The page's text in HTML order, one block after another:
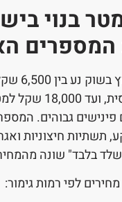
בנוי
הטווח
לבנייה בסיסית,
פינישים גבוהים.
תשתיות חיצוניות
בלבד" שונה
לפי רמות גימור: